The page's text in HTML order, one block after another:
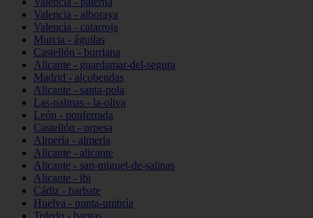
Valencia - alboraya
Valencia - catarroja
Murcia - águilas
Castellón - burriana
Alicante - guardamar-del-segura
Madrid - alcobendas
Alicante - santa-pola
Las-palmas - la-oliva
León - ponferrada
Castellón - orpesa
Almería - almería
Alicante - alicante
Alicante - san-miguel-de-salinas
Alicante - ibi
Cádiz - barbate
Huelva - punta-umbría
Toledo - bargas